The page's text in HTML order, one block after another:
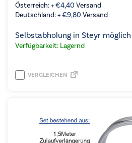
Österreich: +€4,40 Versand
Deutschland: +€9,80 Versand
Selbstabholung in Steyr möglich
Verfügbarkeit: Lagernd
VERGLEICHEN